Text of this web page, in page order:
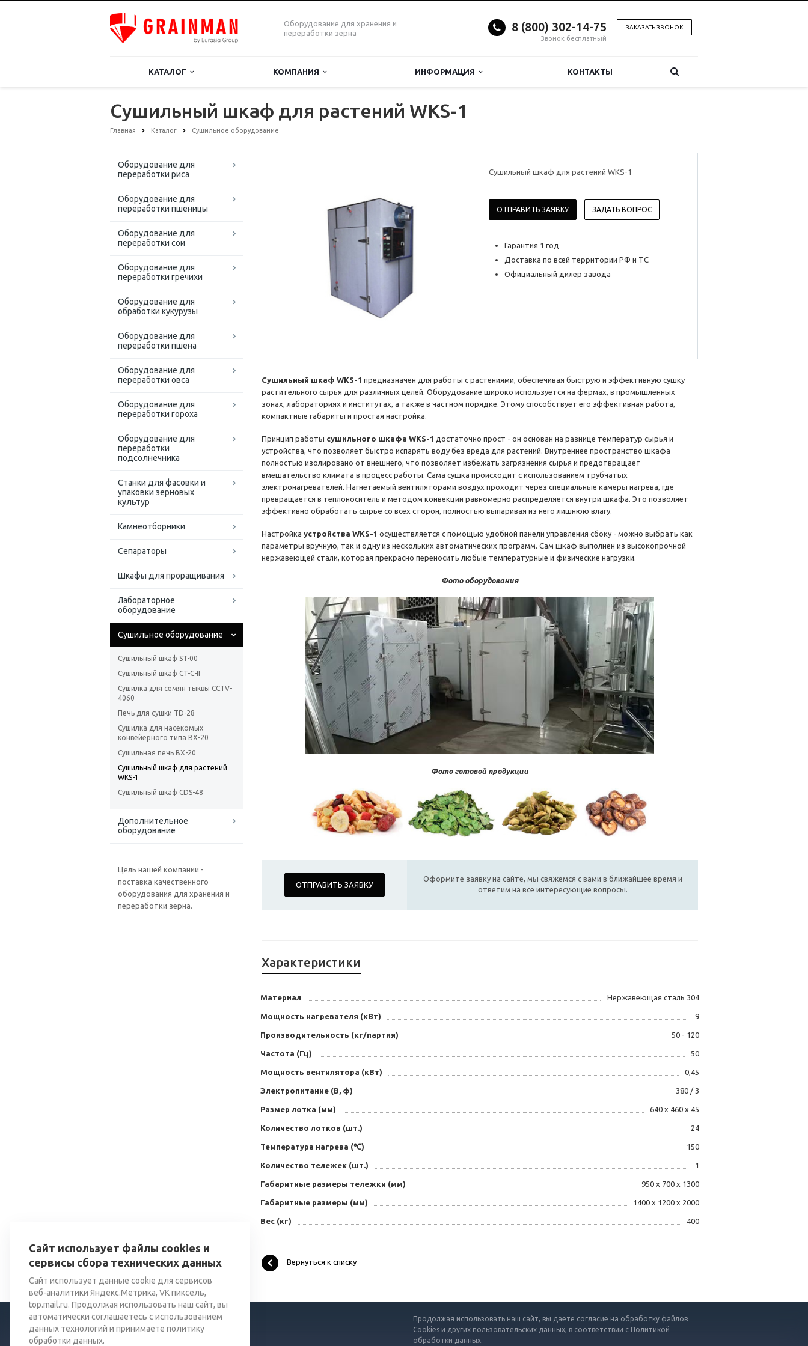
Оборудование для хранения и
переработки зерна
ЗАКАЗАТЬ ЗВОНОК
8 (800) 302-14-75
Звонок бесплатный
КАТАЛОГ КОМПАНИЯ ИНФОРМАЦИЯ КОНТАКТЫ
Сушильный шкаф для растений WKS-1
Главная Каталог Сушильное оборудование
Оборудование для
переработки риса
Оборудование для
переработки пшеницы
Оборудование для
переработки сои
Оборудование для
переработки гречихи
Оборудование для
обработки кукурузы
Оборудование для
переработки пшена
Оборудование для
переработки овса
Оборудование для
переработки гороха
Оборудование для
переработки
подсолнечника
Станки для фасовки и
упаковки зерновых
культур
Камнеотборники
Сепараторы
Шкафы для проращивания
Лабораторное
оборудование
Сушильное оборудование
Сушильный шкаф ST-00
Сушильный шкаф CT-C-II
Сушилка для семян тыквы CCTV-
4060
Печь для сушки TD-28
Сушилка для насекомых
конвейерного типа BX-20
Сушильная печь BX-20
Сушильный шкаф для растений
WKS-1
Сушильный шкаф CDS-48
Дополнительное
оборудование
Цель нашей компании -
поставка качественного
оборудования для хранения и
переработки зерна.
Сушильный шкаф для растений WKS-1
ОТПРАВИТЬ ЗАЯВКУ ЗАДАТЬ ВОПРОС
Гарантия 1 год
Доставка по всей территории РФ и ТС
Официальный дилер завода
Сушильный шкаф WKS-1 предназначен для работы с растениями, обеспечивая быструю и эффективную сушку
растительного сырья для различных целей. Оборудование широко используется на фермах, в промышленных
зонах, лабораториях и институтах, а также в частном порядке. Этому способствует его эффективная работа,
компактные габариты и простая настройка.
Принцип работы сушильного шкафа WKS-1 достаточно прост - он основан на разнице температур сырья и
устройства, что позволяет быстро испарять воду без вреда для растений. Внутреннее пространство шкафа
полностью изолировано от внешнего, что позволяет избежать загрязнения сырья и предотвращает
вмешательство климата в процесс работы. Сама сушка происходит с использованием трубчатых
электронагревателей. Нагнетаемый вентиляторами воздух проходит через специальные камеры нагрева, где
превращается в теплоноситель и методом конвекции равномерно распределяется внутри шкафа. Это позволяет
эффективно обработать сырьё со всех сторон, полностью выпаривая из него лишнюю влагу.
Настройка устройства WKS-1 осуществляется с помощью удобной панели управления сбоку - можно выбрать как
параметры вручную, так и одну из нескольких автоматических программ. Сам шкаф выполнен из высокопрочной
нержавеющей стали, которая прекрасно переносить любые температурные и физические нагрузки.
Фото оборудования
Фото готовой продукции
ОТПРАВИТЬ ЗАЯВКУ
Оформите заявку на сайте, мы свяжемся с вами в ближайшее время и
ответим на все интересующие вопросы.
Характеристики
Материал Нержавеющая сталь 304
Мощность нагревателя (кВт) 9
Производительность (кг/партия) 50 - 120
Частота (Гц) 50
Мощность вентилятора (кВт) 0,45
Электропитание (В, ф) 380 / 3
Размер лотка (мм) 640 х 460 х 45
Количество лотков (шт.) 24
Температура нагрева (℃) 150
Количество тележек (шт.) 1
Габаритные размеры тележки (мм) 950 х 700 х 1300
Габаритные размеры (мм) 1400 х 1200 х 2000
Вес (кг) 400
Вернуться к списку
Продолжая использовать наш сайт, вы даете согласие на обработку файлов
Cookies и других пользовательских данных, в соответствии с Политикой
обработки данных.
Сайт использует файлы cookies и
сервисы сбора технических данных
Сайт использует данные cookie для сервисов
веб-аналитики Яндекс.Метрика, VK пиксель,
top.mail.ru. Продолжая использовать наш сайт, вы
автоматически соглашаетесь с использованием
данных технологий и принимаете политику
обработки данных.